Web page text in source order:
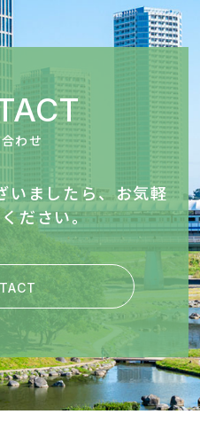
わせ
いましたら、お気軽
ださい。